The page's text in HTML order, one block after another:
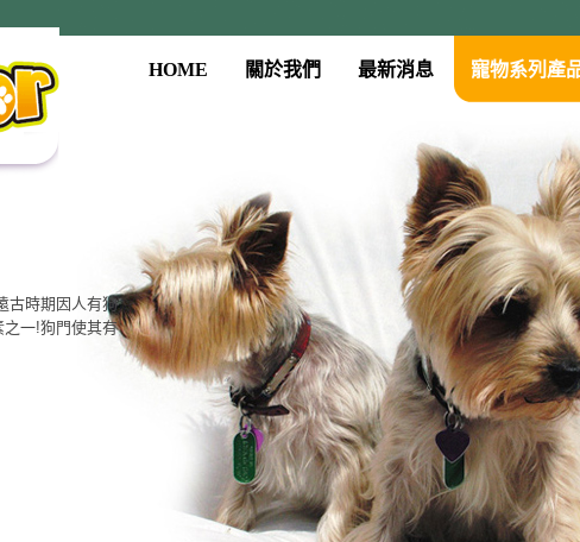
HOME 關於我們 最新消息 寵物系列產
古時期因人有狗
一!狗門使其有